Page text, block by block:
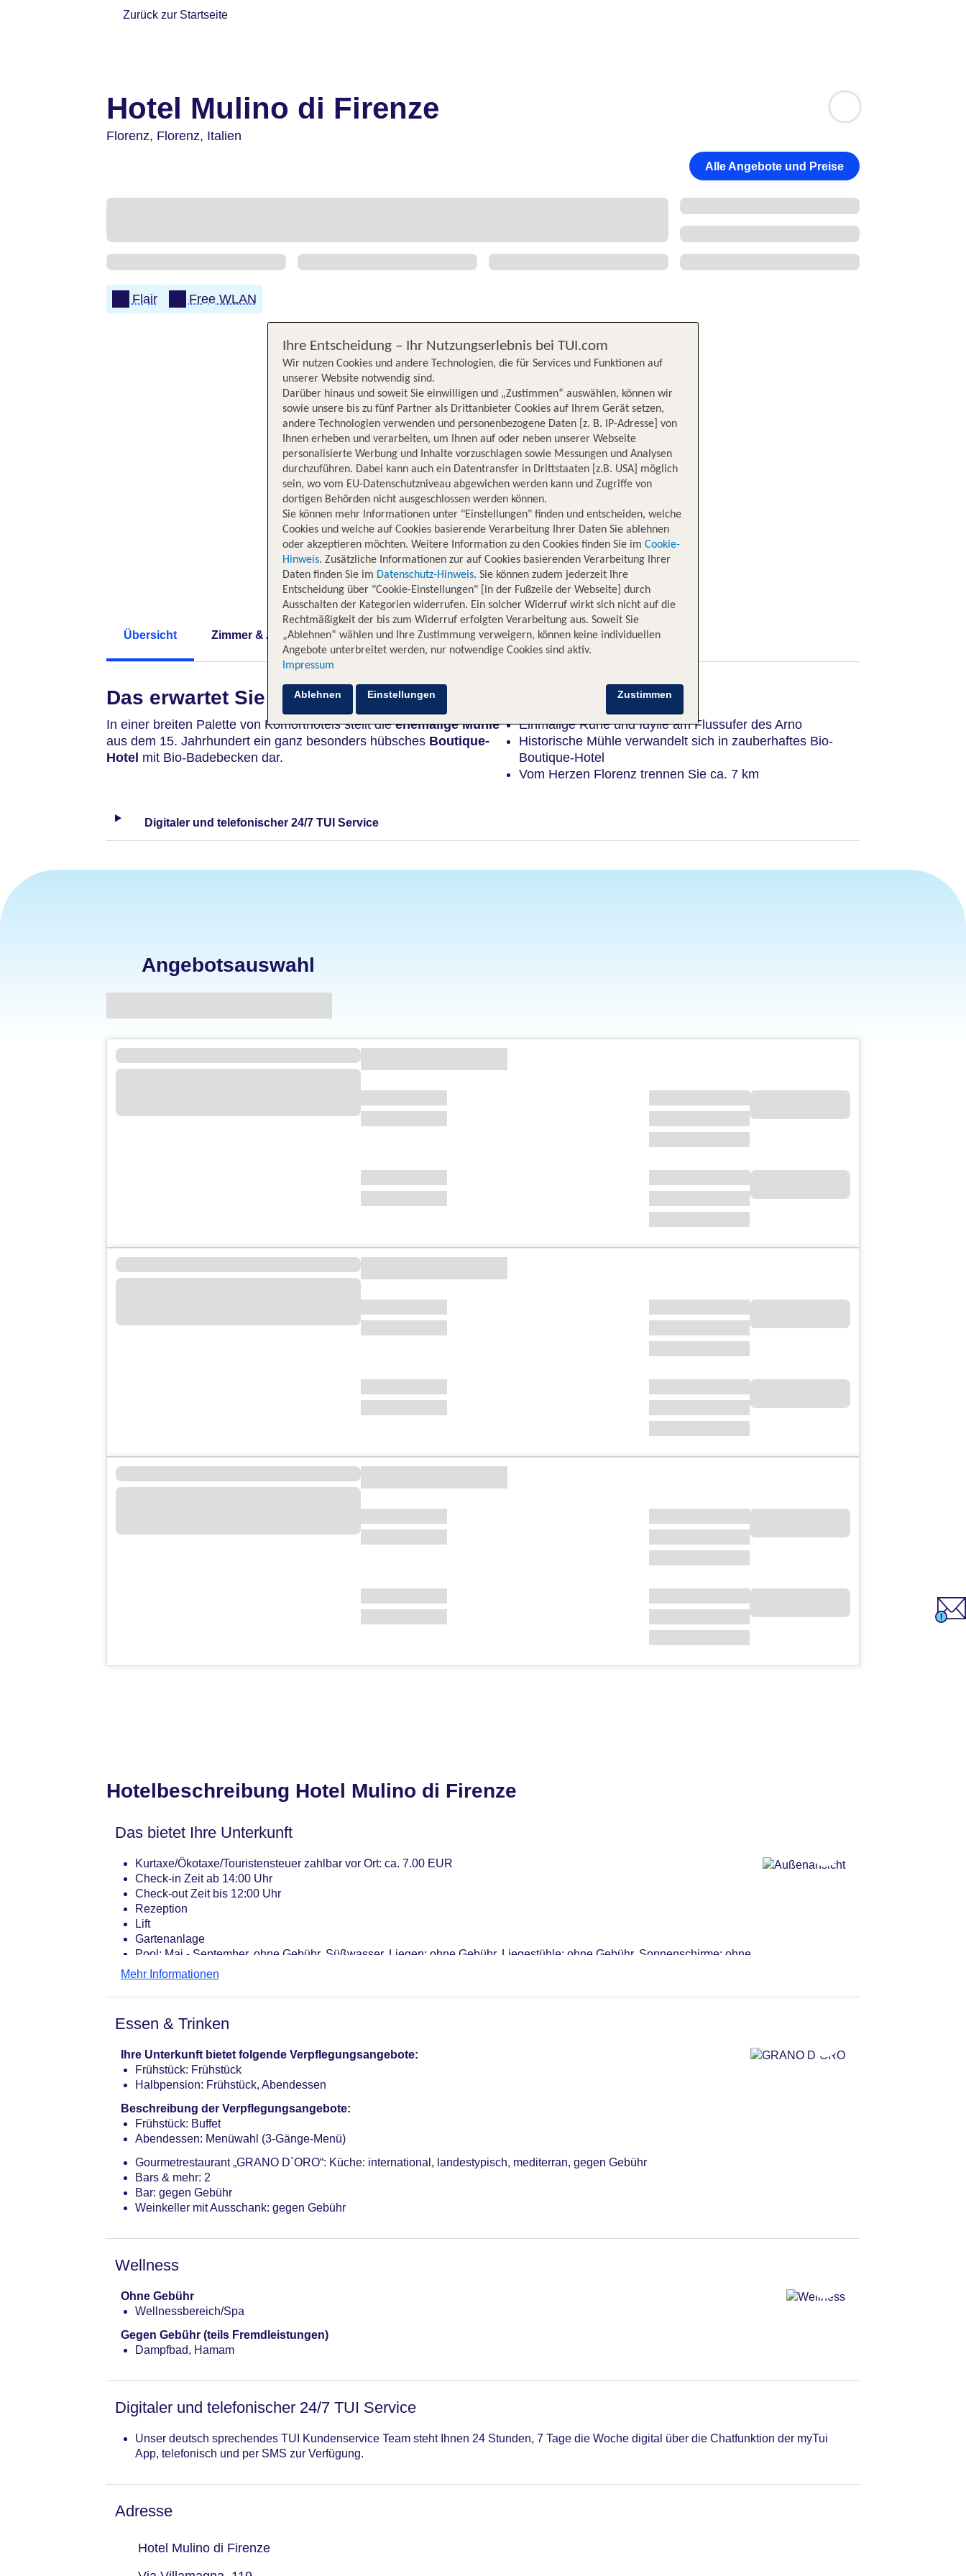
Zurück zur Startseite
Hotel Mulino di Firenze
Florenz, Florenz, Italien
Alle Angebote und Preise
Flair Free WLAN
Übersicht Zimmer & Angebote Hotelinformationen Lage Bewertungen
Das erwartet Sie
In einer breiten Palette von Komorthotels stellt dieehemalige Mühle
aus dem 15. Jahrhundert ein ganz besonders hübsches Boutique-
Hotel mit Bio-Badebecken dar.
Einmalige Ruhe und Idylle am Flussufer des Arno
Historische Mühle verwandelt sich in zauberhaftes Bio-
Boutique-Hotel
Vom Herzen Florenz trennen Sie ca. 7 km
Digitaler und telefonischer 24/7 TUI Service
Angebotsauswahl
Hotelbeschreibung Hotel Mulino di Firenze
Das bietet Ihre Unterkunft
Kurtaxe/Ökotaxe/Touristensteuer zahlbar vor Ort: ca. 7.00 EUR
Check-in Zeit ab 14:00 Uhr
Check-out Zeit bis 12:00 Uhr
Rezeption
Lift
Gartenanlage
Pool: Mai - September, ohne Gebühr, Süßwasser, Liegen: ohne Gebühr, Liegestühle: ohne Gebühr, Sonnenschirme: ohne
Gebühr
Wäscheservice
Zahlungsarten: TUI Card / VISA, MasterCard, American Express, Diners, EC Karte/Maestro
Parkmöglichkeiten: Garage: ohne Gebühr
Zimmer: 41
Landeskategorie: 4 Sterne
Mehr Informationen
Essen & Trinken
Ihre Unterkunft bietet folgende Verpflegungsangebote:
Frühstück: Frühstück
Halbpension: Frühstück, Abendessen
Beschreibung der Verpflegungsangebote:
Frühstück: Buffet
Abendessen: Menüwahl (3-Gänge-Menü)
Gourmetrestaurant „GRANO D`ORO“: Küche: international, landestypisch, mediterran, gegen Gebühr
Bars & mehr: 2
Bar: gegen Gebühr
Weinkeller mit Ausschank: gegen Gebühr
Wellness
Ohne Gebühr
Wellnessbereich/Spa
Gegen Gebühr (teils Fremdleistungen)
Dampfbad, Hamam
Digitaler und telefonischer 24/7 TUI Service
Unser deutsch sprechendes TUI Kundenservice Team steht Ihnen 24 Stunden, 7 Tage die Woche digital über die Chatfunktion der myTui
App, telefonisch und per SMS zur Verfügung.
Adresse
Hotel Mulino di Firenze
Ihre Entscheidung – Ihr Nutzungserlebnis bei TUI.com
Wir nutzen Cookies und andere Technologien, die für Services und Funktionen auf
unserer Website notwendig sind.
Darüber hinaus und soweit Sie einwilligen und „Zustimmen“ auswählen, können wir
sowie unsere bis zu fünf Partner als Drittanbieter Cookies auf Ihrem Gerät setzen,
andere Technologien verwenden und personenbezogene Daten [z. B. IP-Adresse] von
Ihnen erheben und verarbeiten, um Ihnen auf oder neben unserer Webseite
personalisierte Werbung und Inhalte vorzuschlagen sowie Messungen und Analysen
durchzuführen. Dabei kann auch ein Datentransfer in Drittstaaten [z.B. USA] möglich
sein, wo vom EU-Datenschutzniveau abgewichen werden kann und Zugriffe von
dortigen Behörden nicht ausgeschlossen werden können.
Sie können mehr Informationen unter "Einstellungen" finden und entscheiden, welche
Cookies und welche auf Cookies basierende Verarbeitung Ihrer Daten Sie ablehnen
oder akzeptieren möchten. Weitere Information zu den Cookies finden Sie im Cookie-
Hinweis. Zusätzliche Informationen zur auf Cookies basierenden Verarbeitung Ihrer
Daten finden Sie im Datenschutz-Hinweis. Sie können zudem jederzeit Ihre
Entscheidung über "Cookie-Einstellungen" [in der Fußzeile der Webseite] durch
Ausschalten der Kategorien widerrufen. Ein solcher Widerruf wirkt sich nicht auf die
Rechtmäßigkeit der bis zum Widerruf erfolgten Verarbeitung aus. Soweit Sie
„Ablehnen“ wählen und Ihre Zustimmung verweigern, können keine individuellen
Angebote unterbreitet werden, nur notwendige Cookies sind aktiv.
Impressum
Zustimmen
Ablehnen Einstellungen